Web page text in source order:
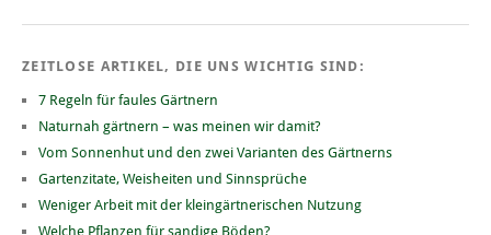
ZEITLOSE ARTIKEL, DIE UNS WICHTIG SIND:
7 Regeln für faules Gärtnern
Naturnah gärtnern – was meinen wir damit?
Vom Sonnenhut und den zwei Varianten des Gärtnerns
Gartenzitate, Weisheiten und Sinnsprüche
Weniger Arbeit mit der kleingärtnerischen Nutzung
Welche Pflanzen für sandige Böden?